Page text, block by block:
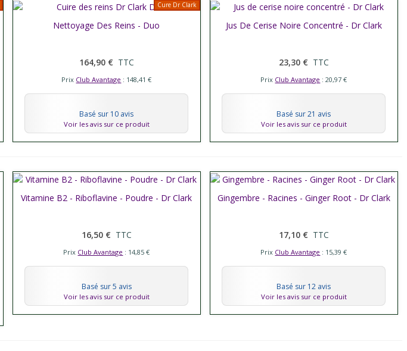
Cure Dr Clark
Afficher plus
Nettoyage Des Reins - Duo
164,90 € TTC
Prix Club Avantage : 148,41 €
Basé sur 10 avis
Voir les avis sur ce produit
Afficher plus
Jus De Cerise Noire Concentré - Dr Clark
23,30 € TTC
Prix Club Avantage : 20,97 €
Basé sur 21 avis
Voir les avis sur ce produit
Afficher plus
Vitamine B2 - Riboflavine - Poudre - Dr Clark
16,50 € TTC
Prix Club Avantage : 14,85 €
Basé sur 5 avis
Voir les avis sur ce produit
Afficher plus
Gingembre - Racines - Ginger Root - Dr Clark
17,10 € TTC
Prix Club Avantage : 15,39 €
Basé sur 12 avis
Voir les avis sur ce produit